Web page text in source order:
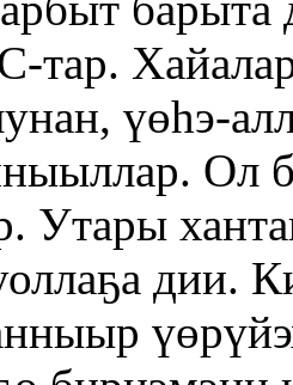
тар.
үөһэ-
Ол
Утары
дии.